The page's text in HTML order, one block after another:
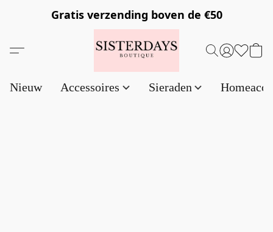
Gratis verzending boven de €50
Nieuw Accessoires Sieraden